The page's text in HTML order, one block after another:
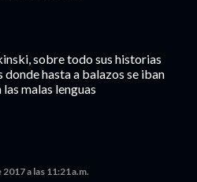
sobre todo sus historias
hasta a balazos se iban
malas lenguas
a las 11:21 a.m.